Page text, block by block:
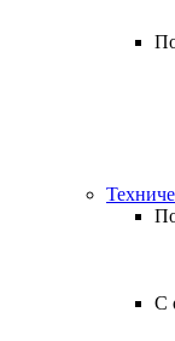
С